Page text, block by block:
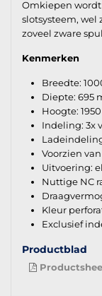
Omkiepen
slotsysteem, wel
zoveel zware
Kenmerken
Breedte:
Diepte: 695
Hoogte:
Indeling: 3x
Voorzien
Uitvoering:
Nuttige NC
Kleur
Exclusief
Productblad